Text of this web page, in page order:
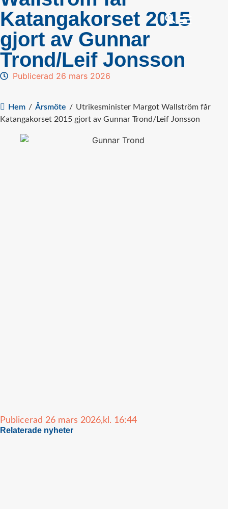
Katangakorset 2015
gjort av Gunnar
Trond/Leif Jonsson
Publicerad 26 mars 2026
Hem / Årsmöte / Utrikesminister Margot Wallström får
Katangakorset 2015 gjort av Gunnar Trond/Leif Jonsson
Publicerad 26 mars 2026, kl. 16:44
Relaterade nyheter